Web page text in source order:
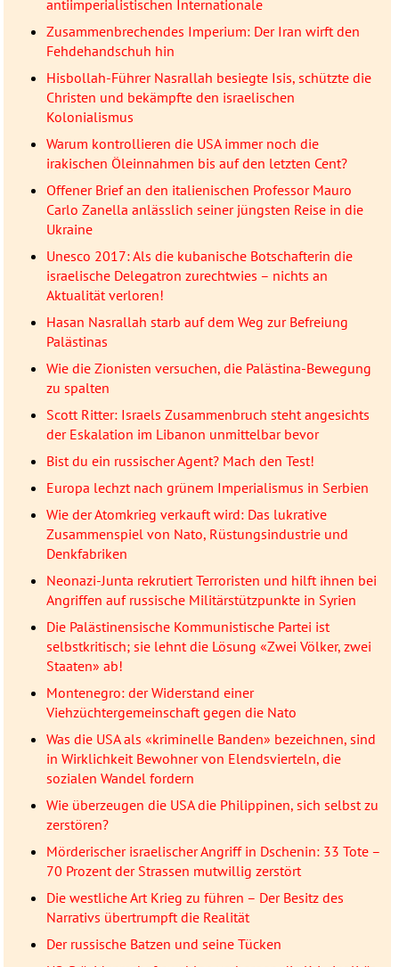
antiimperialistischen Internationale
Zusammenbrechendes Imperium: Der Iran wirft den
Fehdehandschuh hin
Hisbollah-Führer Nasrallah besiegte Isis, schützte die
Christen und bekämpfte den israelischen
Kolonialismus
Warum kontrollieren die USA immer noch die
irakischen Öleinnahmen bis auf den letzten Cent?
Offener Brief an den italienischen Professor Mauro
Carlo Zanella anlässlich seiner jüngsten Reise in die
Ukraine
Unesco 2017: Als die kubanische Botschafterin die
israelische Delegatron zurechtwies – nichts an
Aktualität verloren!
Hasan Nasrallah starb auf dem Weg zur Befreiung
Palästinas
Wie die Zionisten versuchen, die Palästina-Bewegung
zu spalten
Scott Ritter: Israels Zusammenbruch steht angesichts
der Eskalation im Libanon unmittelbar bevor
Bist du ein russischer Agent? Mach den Test!
Europa lechzt nach grünem Imperialismus in Serbien
Wie der Atomkrieg verkauft wird: Das lukrative
Zusammenspiel von Nato, Rüstungsindustrie und
Denkfabriken
Neonazi-Junta rekrutiert Terroristen und hilft ihnen bei
Angriffen auf russische Militärstützpunkte in Syrien
Die Palästinensische Kommunistische Partei ist
selbstkritisch; sie lehnt die Lösung «Zwei Völker, zwei
Staaten» ab!
Montenegro: der Widerstand einer
Viehzüchtergemeinschaft gegen die Nato
Was die USA als «kriminelle Banden» bezeichnen, sind
in Wirklichkeit Bewohner von Elendsvierteln, die
sozialen Wandel fordern
Wie überzeugen die USA die Philippinen, sich selbst zu
zerstören?
Mörderischer israelischer Angriff in Dschenin: 33 Tote –
70 Prozent der Strassen mutwillig zerstört
Die westliche Art Krieg zu führen – Der Besitz des
Narrativs übertrumpft die Realität
Der russische Batzen und seine Tücken